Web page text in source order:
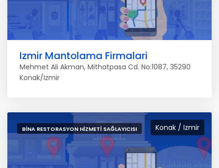
Izmir Mantolama Firmalari
Mehmet Ali Akman, Mithatpasa Cd. No:1087, 35290
Konak/Izmir
Konak / Izmir
BINA RESTORASYON HIZMETI SAĞLAYICISI